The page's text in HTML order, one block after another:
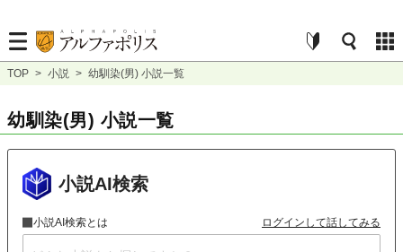
TOP > 小説 > 幼馴染(男) 小説一覧
幼馴染(男) 小説一覧
小説AI検索
小説AI検索とは ログインして話してみる